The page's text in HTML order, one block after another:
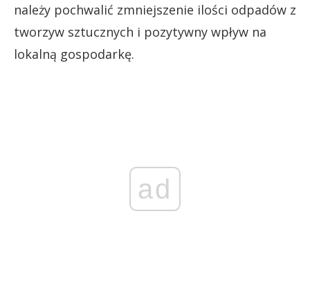
należy pochwalić zmniejszenie ilości odpadów z
tworzyw sztucznych i pozytywny wpływ na
lokalną gospodarkę.
ad